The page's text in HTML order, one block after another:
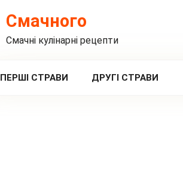
Смачного
Смачні кулінарні рецепти
ПЕРШІ СТРАВИ ДРУГІ СТРАВИ